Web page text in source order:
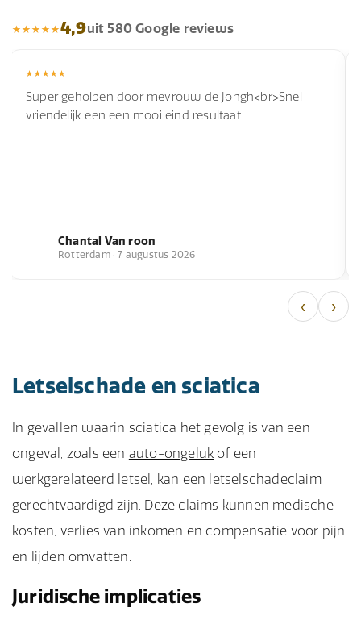
4,9uit 580 Google reviews
Super geholpen door mevrouw de Jongh<br>Snel
vriendelijk een een mooi eind resultaat
Chantal Van roon
Rotterdam · 7 augustus 2026
‹ ›
Letselschade en sciatica
In gevallen waarin sciatica het gevolg is van een
ongeval, zoals een auto-ongeluk of een
werkgerelateerd letsel, kan een letselschadeclaim
gerechtvaardigd zijn. Deze claims kunnen medische
kosten, verlies van inkomen en compensatie voor pijn
en lijden omvatten.
Juridische implicaties